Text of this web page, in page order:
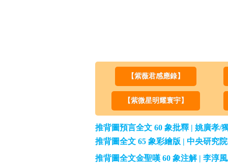
【紫薇君感應錄】
【紫微星明耀寰宇】
推背圖預言全文 60 象批釋 | 姚廣孝/
推背圖全文 65 象彩繪版 | 中央研究
推背圖全文金聖嘆 60 象注解 | 李淳